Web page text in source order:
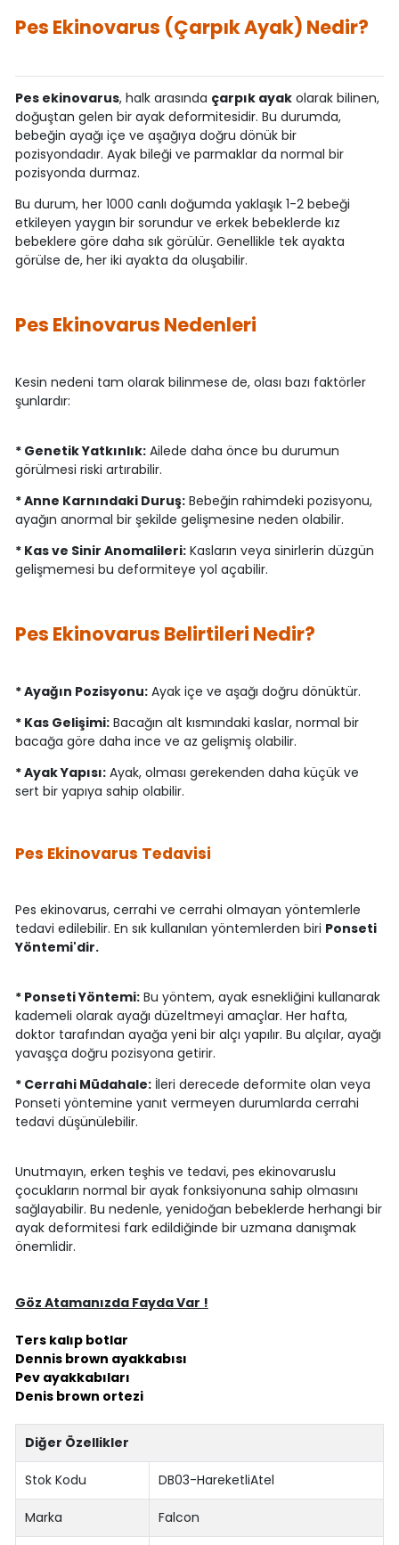
Pes Ekinovarus (Çarpık Ayak) Nedir?
Pes ekinovarus, halk arasında çarpık ayakolarak bilinen,
doğuştan gelen bir ayak deformitesidir. Bu durumda,
bebeğin ayağı içe ve aşağıya doğru dönük bir
pozisyondadır. Ayak bileği ve parmaklar da normal bir
pozisyonda durmaz.
Bu durum, her 1000 canlı doğumda yaklaşık 1-2 bebeği
etkileyen yaygın bir sorundur ve erkek bebeklerde kız
bebeklere göre daha sık görülür. Genellikle tek ayakta
görülse de, her iki ayakta da oluşabilir.
Pes Ekinovarus Nedenleri
Kesin nedeni tam olarak bilinmese de, olası bazı faktörler
şunlardır:
* Genetik Yatkınlık:Ailede daha önce bu durumun
görülmesi riski artırabilir.
* Anne Karnındaki Duruş:Bebeğin rahimdeki pozisyonu,
ayağın anormal bir şekilde gelişmesine neden olabilir.
* Kas ve Sinir Anomalileri:Kasların veya sinirlerin düzgün
gelişmemesi bu deformiteye yol açabilir.
Pes Ekinovarus Belirtileri Nedir?
* Ayağın Pozisyonu:Ayak içe ve aşağı doğru dönüktür.
* Kas Gelişimi:Bacağın alt kısmındaki kaslar, normal bir
bacağa göre daha ince ve az gelişmiş olabilir.
* Ayak Yapısı:Ayak, olması gerekenden daha küçük ve
sert bir yapıya sahip olabilir.
Pes Ekinovarus Tedavisi
Pes ekinovarus, cerrahi ve cerrahi olmayan yöntemlerle
tedavi edilebilir. En sık kullanılan yöntemlerden biri Ponseti
Yöntemi'dir.
* Ponseti Yöntemi:Bu yöntem, ayak esnekliğini kullanarak
kademeli olarak ayağı düzeltmeyi amaçlar. Her hafta,
doktor tarafından ayağa yeni bir alçı yapılır. Bu alçılar, ayağı
yavaşça doğru pozisyona getirir.
* Cerrahi Müdahale:İleri derecede deformite olan veya
Ponseti yöntemine yanıt vermeyen durumlarda cerrahi
tedavi düşünülebilir.
Unutmayın, erken teşhis ve tedavi, pes ekinovaruslu
çocukların normal bir ayak fonksiyonuna sahip olmasını
sağlayabilir. Bu nedenle, yenidoğan bebeklerde herhangi bir
ayak deformitesi fark edildiğinde bir uzmana danışmak
önemlidir.
Göz Atamanızda Fayda Var !
Ters kalıp botlar
Dennis brown ayakkabısı
Pev ayakkabıları
Denis brown ortezi
Diğer Özellikler
Stok Kodu DB03-HareketliAtel
Marka Falcon